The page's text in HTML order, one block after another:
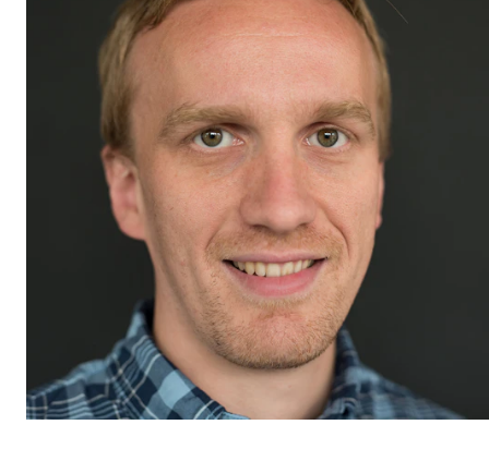
STUDENTLIV
Søknad og opptak
Fagmiljøer
Salane våre
Studentutvalet SUT (student.nmh.no)
CREMAH
NordART